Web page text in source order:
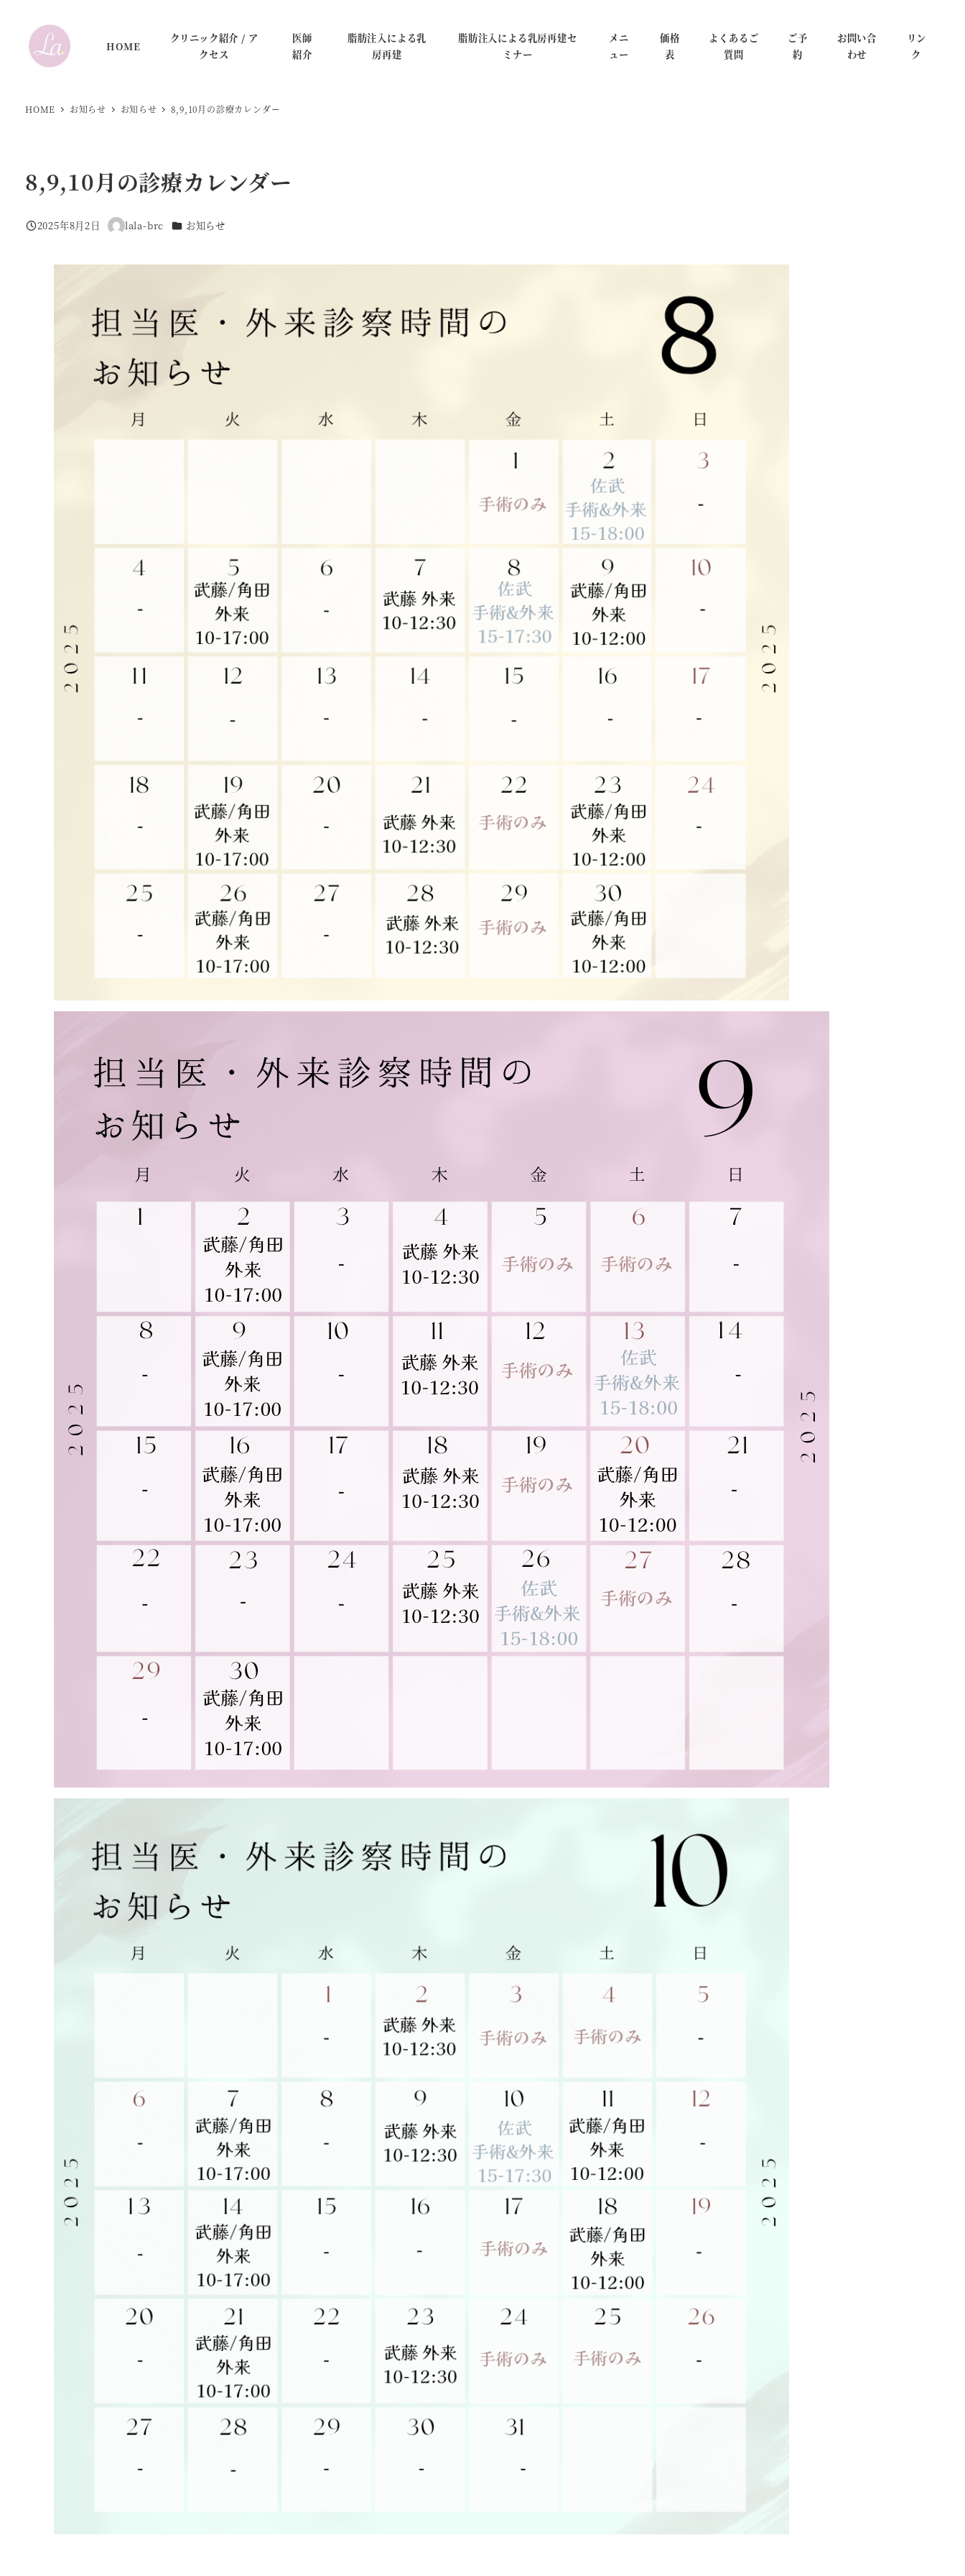
HOME
クリニック紹介 / ア
クセス
医師
紹介
脂肪注入による乳
房再建
脂肪注入による乳房再建セ
ミナー
メニ
ュー
価格
表
よくあるご
質問
ご予
約
お問い合
わせ
リン
ク
HOME お知らせ お知らせ 8,9,10月の診療カレンダー
8,9,10月の診療カレンダー
投稿日
2025年8月2日
著
lala-brc カテゴリー
お知らせ